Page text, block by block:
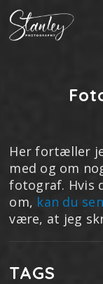
Her fortæller
med og om
fotograf. Hvis
om, kan du
være, at jeg
TAGS